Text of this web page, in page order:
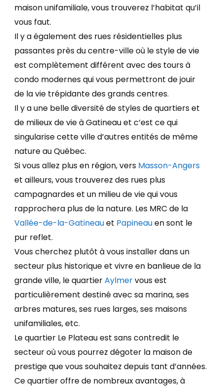
maison unifamiliale, vous trouverez l’habitat qu’il
vous faut.
Il y a également des rues résidentielles plus
passantes près du centre-ville où le style de vie
est complètement différent avec des tours à
condo modernes qui vous permettront de jouir
de la vie trépidante des grands centres.
Il y a une belle diversité de styles de quartiers et
de milieux de vie à Gatineau et c’est ce qui
singularise cette ville d’autres entités de même
nature au Québec.
Si vous allez plus en région, vers Masson-Angers
et ailleurs, vous trouverez des rues plus
campagnardes et un milieu de vie qui vous
rapprochera plus de la nature. Les MRC de la
Vallée-de-la-Gatineauet Papineauen sont le
pur reflet.
Vous cherchez plutôt à vous installer dans un
secteur plus historique et vivre en banlieue de la
grande ville, le quartierAylmervous est
particulièrement destiné avec sa marina, ses
arbres matures, ses rues larges, ses maisons
unifamiliales, etc.
Le quartier Le Plateau est sans contredit le
secteur où vous pourrez dégoter la maison de
prestige que vous souhaitez depuis tant d’années.
Ce quartier offre de nombreux avantages, à